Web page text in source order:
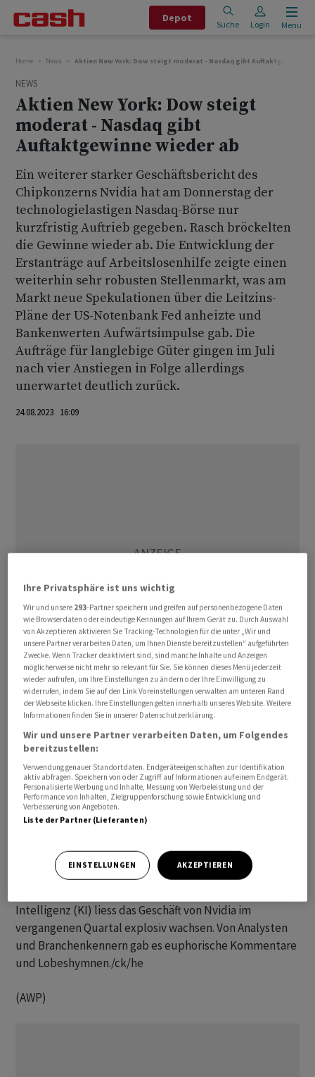
Depot
Suche Login Menu
Home News Aktien New York: Dow steigt moderat - Nasdaq gibt Auftaktgewinne
NEWS
Aktien New York: Dow steigt
moderat - Nasdaq gibt
Auftaktgewinne wieder ab
Ein weiterer starker Geschäftsbericht des
Chipkonzerns Nvidia hat am Donnerstag der
technologielastigen Nasdaq-Börse nur
kurzfristig Auftrieb gegeben. Rasch bröckelten
die Gewinne wieder ab. Die Entwicklung der
Erstanträge auf Arbeitslosenhilfe zeigte einen
weiterhin sehr robusten Stellenmarkt, was am
Markt neue Spekulationen über die Leitzins-
Pläne der US-Notenbank Fed anheizte und
Bankenwerten Aufwärtsimpulse gab. Die
Aufträge für langlebige Güter gingen im Juli
nach vier Anstiegen in Folge allerdings
unerwartet deutlich zurück.
24.08.2023 16:09
Der Dow Jones Industrial legte um 0,53 Prozent auf 34
656,09 Punkte zu. Für den marktbreiten S&P 500 ging es
um 0,39 Prozent auf 4453,34 Zähler nach oben, während
der Nasdaq 100 nur um 0,02 Prozent auf 15 150,70
Punkte zulegte. Zum Handelsstart hatte er noch 0,60
Prozent gewonnen und war dabei stark von der Nvidia-
Aktie getragen worden.
Diese hatte kurzzeitig erstmals die Marke von 500 US-
Aktie wieder in den Bereich von 485 Dollar brachten, was
immer noch ein Plus von rund 3 Prozent bedeutete. Der
Intelligenz (KI) liess das Geschäft von Nvidia im
vergangenen Quartal explosiv wachsen. Von Analysten
und Branchenkennern gab es euphorische Kommentare
und Lobeshymnen./ck/he
(AWP)
Ihre Privatsphäre ist uns wichtig
Wir und unsere 293-Partner speichern und greifen auf personenbezogene Daten
wie Browserdaten oder eindeutige Kennungen auf Ihrem Gerät zu. Durch Auswahl
von Akzeptieren aktivieren Sie Tracking-Technologien für die unter „Wir und
unsere Partner verarbeiten Daten, um Ihnen Dienste bereitzustellen“ aufgeführten
Zwecke. Wenn Tracker deaktiviert sind, sind manche Inhalte und Anzeigen
möglicherweise nicht mehr so relevant für Sie. Sie können dieses Menü jederzeit
wieder aufrufen, um Ihre Einstellungen zu ändern oder Ihre Einwilligung zu
widerrufen, indem Sie auf den Link Voreinstellungen verwalten am unteren Rand
der Webseite klicken. Ihre Einstellungen gelten innerhalb unseres Website. Weitere
Informationen finden Sie in unserer Datenschutzerklärung.
Wir und unsere Partner verarbeiten Daten, um Folgendes
bereitzustellen:
Verwendung genauer Standortdaten. Endgeräteeigenschaften zur Identifikation
aktiv abfragen. Speichern von oder Zugriff auf Informationen auf einem Endgerät.
Personalisierte Werbung und Inhalte, Messung von Werbeleistung und der
Performance von Inhalten, Zielgruppenforschung sowie Entwicklung und
Verbesserung von Angeboten.
Liste der Partner (Lieferanten)
EINSTELLUNGEN AKZEPTIEREN